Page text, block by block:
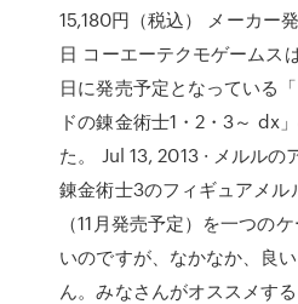
15,180円（税込） メーカー
日 コーエーテクモゲームス
日に発売予定となっている
ドの錬金術士1・2・3～ dx
た。 Jul 13, 2013 · メルル
錬金術士3のフィギュアメル
（11月発売予定）を一つの
いのですが、なかなか、良
ん。みなさんがオススメす